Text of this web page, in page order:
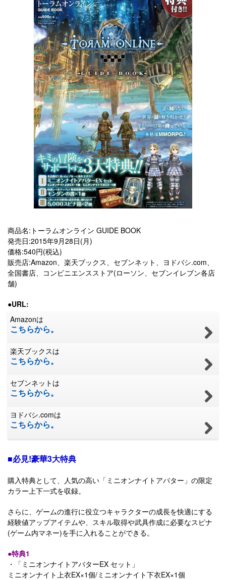
商品名:トーラムオンライン GUIDE BOOK
発売日:2015年9月28日(月)
価格:540円(税込)
販売店:Amazon、楽天ブックス、セブンネット、ヨドバシ.com、
全国書店、コンビニエンスストア(ローソン、セブンイレブン各店
舗)
●URL:
Amazonは
こちらから。
楽天ブックスは
こちらから。
セブンネットは
こちらから。
ヨドバシ.comは
こちらから。
■必見!豪華3大特典
購入特典として、人気の高い「ミニオンナイトアバター」の限定
カラー上下一式を収録。
さらに、ゲームの進行に役立つキャラクターの成長を快適にする
経験値アップアイテムや、スキル取得や武具作成に必要なスピナ
(ゲーム内マネー)を手に入れることができる。
●特典1
・「ミニオンナイトアバターEX セット」
ミニオンナイト上衣EX×1個/ミニオンナイト下衣EX×1個